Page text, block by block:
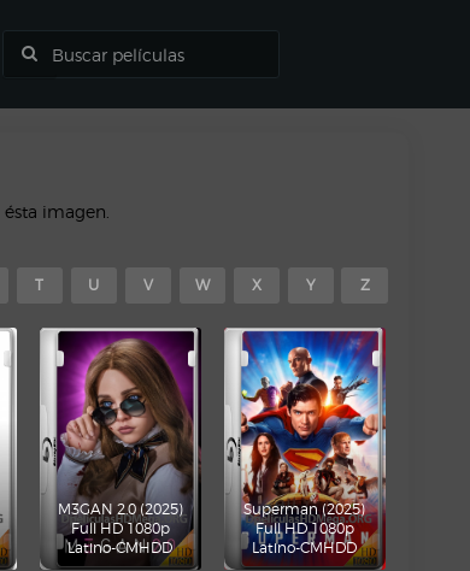
ésta imagen.
T U V W X Y Z
M3GAN 2.0 (2025)
Full HD 1080p
Latino-CMHDD
Superman (2025)
Full HD 1080p
Latino-CMHDD